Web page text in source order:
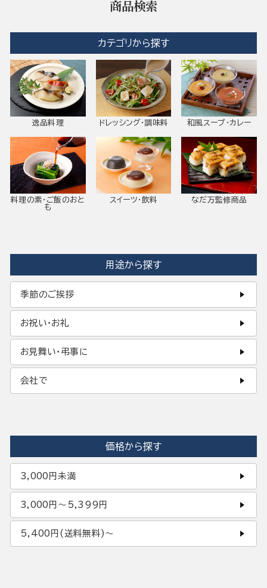
商品検索
カテゴリから探す
逸品料理 ドレッシング・調味料 和風スープ・カレー
料理の素・ご飯のおと
も
スイーツ・飲料 なだ万監修商品
用途から探す
季節のご挨拶
お祝い・お礼
お見舞い・弔事に
会社で
価格から探す
3,000円未満
3,000円〜5,399円
5,400円(送料無料)〜